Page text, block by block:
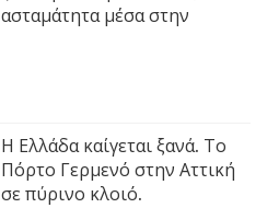
ασταμάτητα μέσα στην
Η Ελλάδα καίγεται ξανά. Το
Πόρτο Γερμενό στην Αττική
σε πύρινο κλοιό.